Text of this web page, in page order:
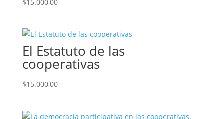
$15.000,00
El Estatuto de las
cooperativas
$15.000,00